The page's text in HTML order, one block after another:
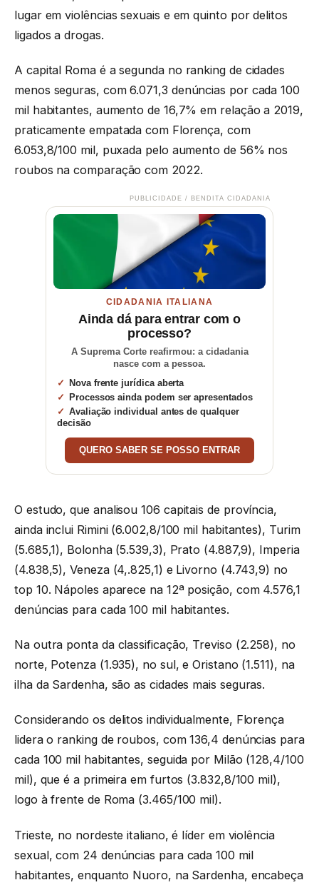
lugar em violências sexuais e em quinto por delitos
ligados a drogas.
A capital Roma é a segunda no ranking de cidades
menos seguras, com 6.071,3 denúncias por cada 100
mil habitantes, aumento de 16,7% em relação a 2019,
praticamente empatada com Florença, com
6.053,8/100 mil, puxada pelo aumento de 56% nos
roubos na comparação com 2022.
PUBLICIDADE / BENDITA CIDADANIA
CIDADANIA ITALIANA
Ainda dá para entrar com o
processo?
A Suprema Corte reafirmou: a cidadania
nasce com a pessoa.
Nova frente jurídica aberta
Processos ainda podem ser apresentados
Avaliação individual antes de qualquer
decisão
QUERO SABER SE POSSO ENTRAR
O estudo, que analisou 106 capitais de província,
ainda inclui Rimini (6.002,8/100 mil habitantes), Turim
(5.685,1), Bolonha (5.539,3), Prato (4.887,9), Imperia
(4.838,5), Veneza (4,.825,1) e Livorno (4.743,9) no
top 10. Nápoles aparece na 12ª posição, com 4.576,1
denúncias para cada 100 mil habitantes.
Na outra ponta da classificação, Treviso (2.258), no
norte, Potenza (1.935), no sul, e Oristano (1.511), na
ilha da Sardenha, são as cidades mais seguras.
Considerando os delitos individualmente, Florença
lidera o ranking de roubos, com 136,4 denúncias para
cada 100 mil habitantes, seguida por Milão (128,4/100
mil), que é a primeira em furtos (3.832,8/100 mil),
logo à frente de Roma (3.465/100 mil).
Trieste, no nordeste italiano, é líder em violência
sexual, com 24 denúncias para cada 100 mil
habitantes, enquanto Nuoro, na Sardenha, encabeça